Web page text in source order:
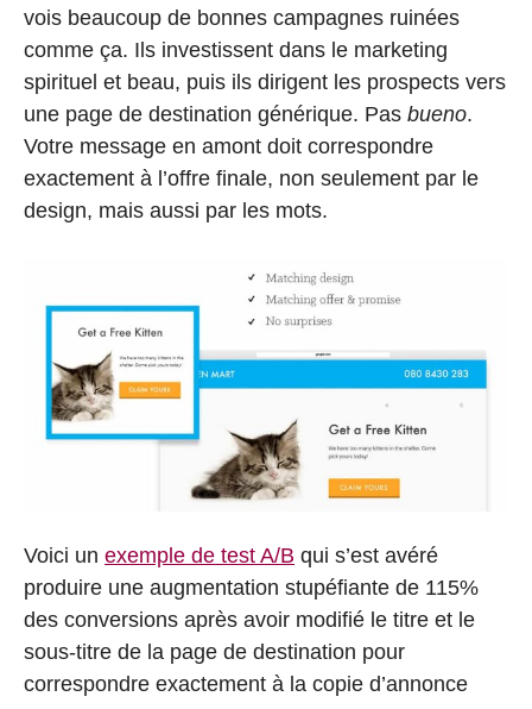
vois beaucoup de bonnes campagnes ruinées
comme ça. Ils investissent dans le marketing
spirituel et beau, puis ils dirigent les prospects vers
une page de destination générique. Pas bueno.
Votre message en amont doit correspondre
exactement à l’offre finale, non seulement par le
design, mais aussi par les mots.
Voici un exemple de test A/B qui s’est avéré
produire une augmentation stupéfiante de 115%
des conversions après avoir modifié le titre et le
sous-titre de la page de destination pour
correspondre exactement à la copie d’annonce